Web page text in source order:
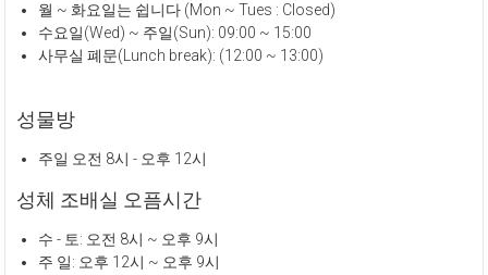
월 ~ 화요일는 쉽니다 (Mon ~ Tues : Closed)
수요일(Wed) ~ 주일(Sun): 09:00 ~ 15:00
사무실 폐문(Lunch break): (12:00 ~ 13:00)
성물방
주일 오전 8시 - 오후 12시
성체 조배실 오픔시간
수 - 토: 오전 8시 ~ 오후 9시
주 일: 오후 12시 ~ 오후 9시